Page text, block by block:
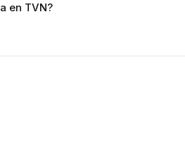
en TVN?